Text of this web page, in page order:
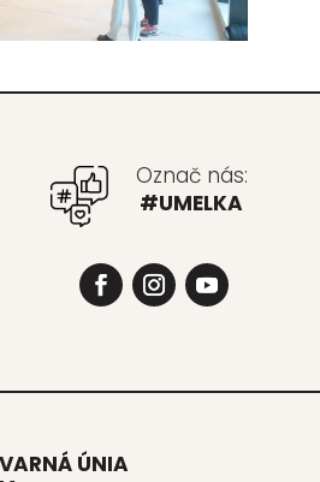
Označ nás:
#UMELKA
ÚNIA